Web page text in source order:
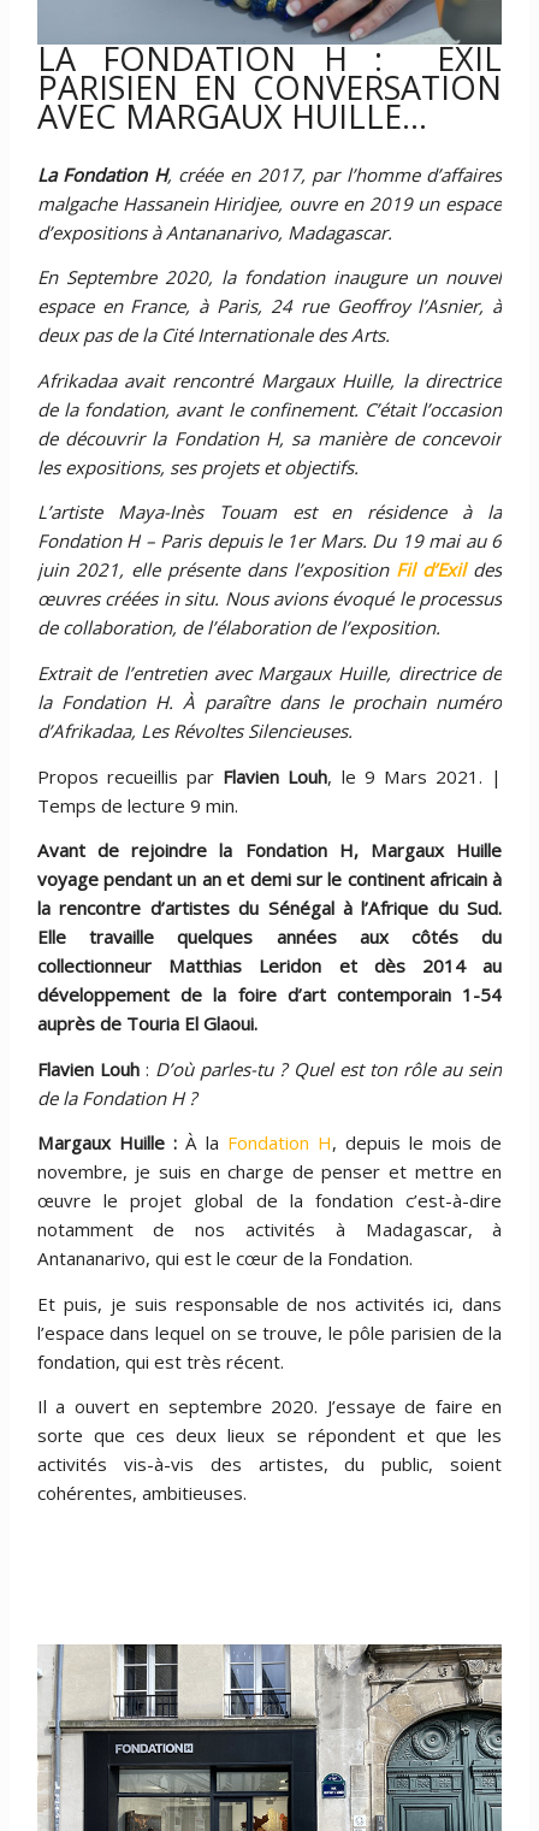
LA FONDATION H : EXIL
PARISIEN EN CONVERSATION
AVEC MARGAUX HUILLE…
La Fondation H, créée en 2017, par l’homme d’affaires
malgache Hassanein Hiridjee, ouvre en 2019 un espace
d’expositions à Antananarivo, Madagascar.
En Septembre 2020, la fondation inaugure un nouvel
espace en France, à Paris, 24 rue Geoffroy l’Asnier, à
deux pas de la Cité Internationale des Arts.
Afrikadaa avait rencontré Margaux Huille, la directrice
de la fondation, avant le confinement. C’était l’occasion
de découvrir la Fondation H, sa manière de concevoir
les expositions, ses projets et objectifs.
L’artiste Maya-Inès Touam est en résidence à la
Fondation H – Paris depuis le 1er Mars. Du 19 mai au 6
juin 2021, elle présente dans l’exposition Fil d’Exildes
œuvres créées in situ. Nous avions évoqué le processus
de collaboration, de l’élaboration de l’exposition.
Extrait de l’entretien avec Margaux Huille, directrice de
la Fondation H. À paraître dans le prochain numéro
d’Afrikadaa, Les Révoltes Silencieuses.
Propos recueillis par Flavien Louh, le 9 Mars 2021. |
Temps de lecture 9 min.
Avant de rejoindre la Fondation H, Margaux Huille
voyage pendant un an et demi sur le continent africain à
la rencontre d’artistes du Sénégal à l’Afrique du Sud.
Elle travaille quelques années aux côtés du
collectionneur Matthias Leridon et dès 2014 au
développement de la foire d’art contemporain 1-54
auprès de Touria El Glaoui.
Flavien Louh: D’où parles-tu ? Quel est ton rôle au sein
de la Fondation H ?
Margaux Huille :À la Fondation H, depuis le mois de
novembre, je suis en charge de penser et mettre en
œuvre le projet global de la fondation c’est-à-dire
notamment de nos activités à Madagascar, à
Antananarivo, qui est le cœur de la Fondation.
Et puis, je suis responsable de nos activités ici, dans
l’espace dans lequel on se trouve, le pôle parisien de la
fondation, qui est très récent.
Il a ouvert en septembre 2020. J’essaye de faire en
sorte que ces deux lieux se répondent et que les
activités vis-à-vis des artistes, du public, soient
cohérentes, ambitieuses.